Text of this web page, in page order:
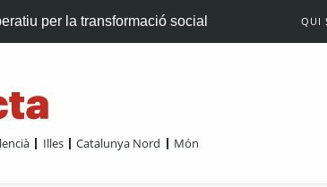
per la transformació social QUI
Illes Catalunya Nord Món